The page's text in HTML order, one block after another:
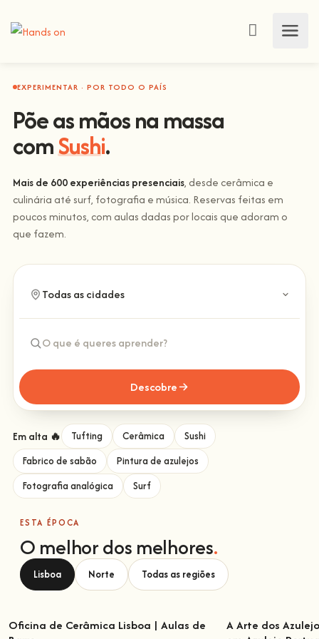
EXPERIMENTAR · POR TODO O PAÍS
Põe as mãos na massa
comSushi.
Mais de 600 experiências presenciais, desde cerâmica e
culinária até surf, fotografia e música. Reservas feitas em
poucos minutos, com aulas dadas por locais que adoram o
que fazem.
Descobre
Em alta 🔥 Tufting Cerâmica
Sushi
Fabrico de sabão
Pintura de azulejos
Fotografia analógica
Surf
ESTA ÉPOCA
O melhor dos melhores.
Lisboa Norte Todas as regiões
Oficina de Cerâmica Lisboa | Aulas de
A Arte dos